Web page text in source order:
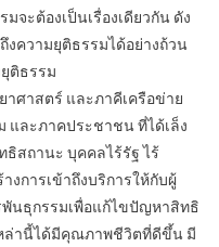
จะต้องเป็นเรื่องเดียวกัน ดัง
งความยุติธรรมได้อย่างถ้วน
ติธรรม
ศาสตร์ และภาคีเครือข่าย
และภาคประชาชน ที่ได้เล็ง
สถานะ บุคคลไร้รัฐ ไร้
งการเข้าถึงบริการให้กับผู้
นธุกรรมเพื่อแก้ไขปัญหาสิทธิ
ล่านี้ได้มีคุณภาพชีวิตที่ดีขึ้น มี